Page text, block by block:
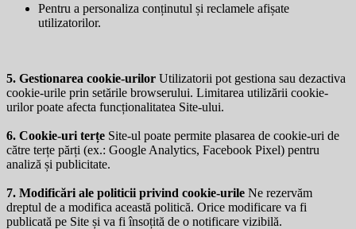
Pentru a personaliza conținutul și reclamele afișate
utilizatorilor.
5. Gestionarea cookie-urilor Utilizatorii pot gestiona sau dezactiva
cookie-urile prin setările browserului. Limitarea utilizării cookie-
urilor poate afecta funcționalitatea Site-ului.
6. Cookie-uri terțe Site-ul poate permite plasarea de cookie-uri de
către terțe părți (ex.: Google Analytics, Facebook Pixel) pentru
analiză și publicitate.
7. Modificări ale politicii privind cookie-urile Ne rezervăm
dreptul de a modifica această politică. Orice modificare va fi
publicată pe Site și va fi însoțită de o notificare vizibilă.